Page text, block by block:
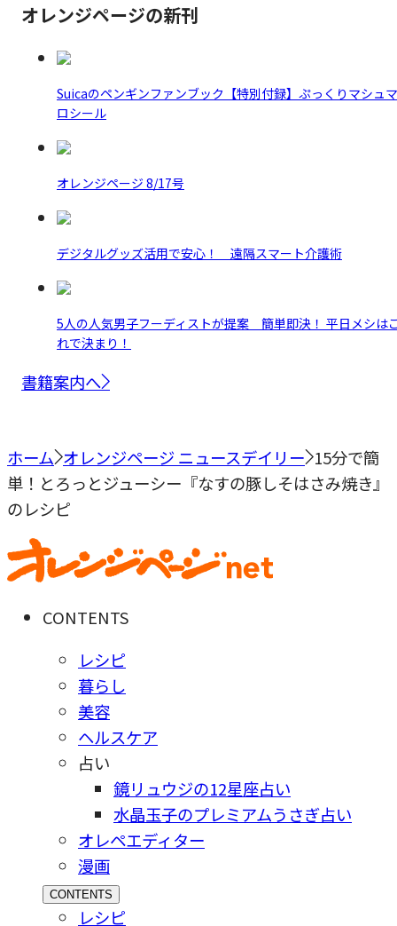
オレンジページの新刊
Suicaのペンギンファンブック【特別付録】ぷっくりマシュマ
ロシール
オレンジページ 8/17号
デジタルグッズ活用で安心！ 遠隔スマート介護術
5人の人気男子フーディストが提案 簡単即決！ 平日メシは
れで決まり！
書籍案内へ
ホーム オレンジページ ニュースデイリー 15分で簡
単！とろっとジューシー『なすの豚しそはさみ焼き』
のレシピ
CONTENTS
レシピ
暮らし
美容
ヘルスケア
占い
鏡リュウジの12星座占い
水晶玉子のプレミアムうさぎ占い
オレペエディター
漫画
CONTENTS
レシピ